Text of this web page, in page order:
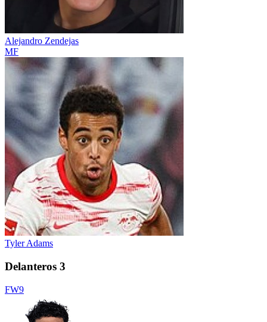
Alejandro Zendejas
MF
Tyler Adams
Delanteros 3
FW9